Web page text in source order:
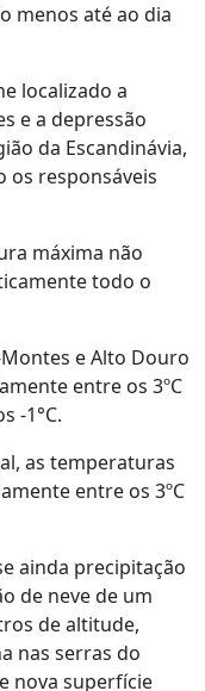
menos até ao dia
localizado a
e a depressão
da Escandinávia,
os responsáveis
máxima não
todo o
Montes e Alto Douro
entre os 3ºC
-1°C.
as temperaturas
entre os 3ºC
ainda precipitação
de neve de um
de altitude,
nas serras do
nova superfície